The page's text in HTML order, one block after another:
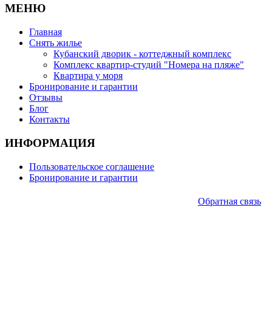
МЕНЮ
Главная
Снять жилье
Кубанский дворик - коттеджный комплекс
Комплекс квартир-студий "Номера на пляже"
Квартира у моря
Бронирование и гарантии
Отзывы
Блог
Контакты
ИНФОРМАЦИЯ
Пользовательское соглашение
Бронирование и гарантии
Обратная связь